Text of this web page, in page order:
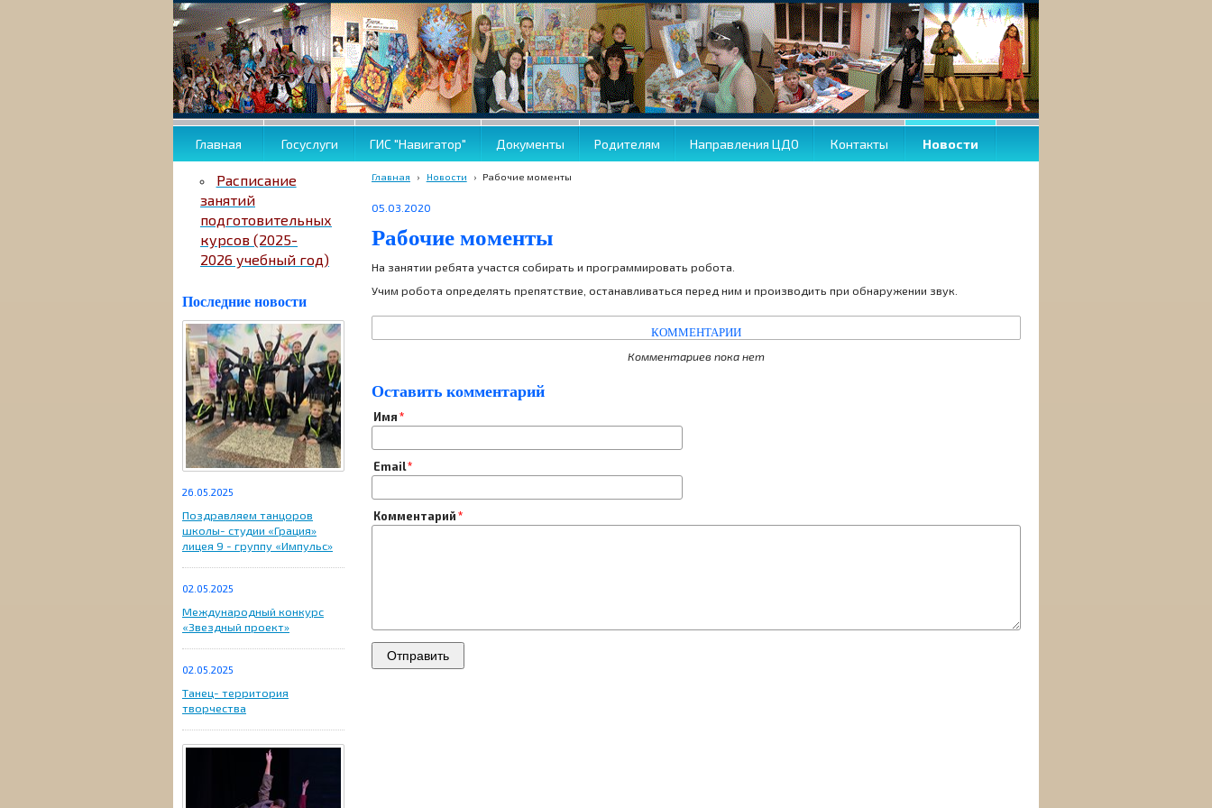
Главная Госуслуги ГИС "Навигатор" Документы Родителям Направления ЦДО Контакты Новости
Расписание
занятий
подготовительных
курсов (2025-
2026 учебный год)
Последние новости
26.05.2025
Поздравляем танцоров
школы- студии «Грация»
лицея 9 - группу «Импульс»
02.05.2025
Международный конкурс
«Звездный проект»
02.05.2025
Танец- территория
творчества
Главная › Новости › Рабочие моменты
05.03.2020
Рабочие моменты
На занятии ребята участся собирать и программировать робота.
Учим робота определять препятствие, останавливаться перед ним и производить при обнаружении звук.
КОММЕНТАРИИ
Комментариев пока нет
Оставить комментарий
Имя
Email
Комментарий